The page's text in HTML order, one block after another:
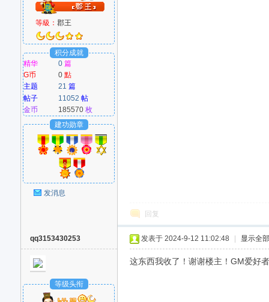
等級：郡王
积分成就
精华
0 篇
G币
0點
主题
21 篇
帖子
11052 帖
金币
185570枚
建功勋章
发消息
回复
qq3153430253
等级头衔
发表于 2024-9-12 11:02:48 显示全
这东西我收了！谢谢楼主！GM爱好